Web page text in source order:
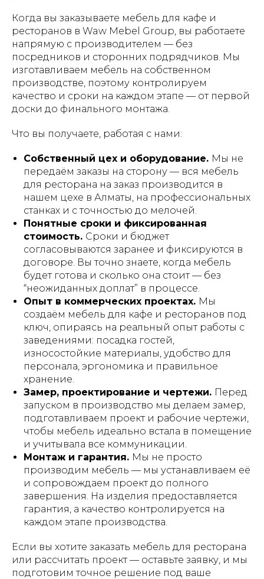
Когда вы заказываете мебель для кафе и
ресторанов в Waw Mebel Group, вы работаете
напрямую с производителем — без
посредников и сторонних подрядчиков. Мы
изготавливаем мебель на собственном
производстве, поэтому контролируем
качество и сроки на каждом этапе — от первой
доски до финального монтажа.
Что вы получаете, работая с нами:
Собственный цех и оборудование. Мы не
передаём заказы на сторону — вся мебель
для ресторана на заказ производится в
нашем цехе в Алматы, на профессиональных
станках и с точностью до мелочей.
Понятные сроки и фиксированная
стоимость. Сроки и бюджет
согласовываются заранее и фиксируются в
договоре. Вы точно знаете, когда мебель
будет готова и сколько она стоит — без
“неожиданных доплат” в процессе.
Опыт в коммерческих проектах. Мы
создаём мебель для кафе и ресторанов под
ключ, опираясь на реальный опыт работы с
заведениями: посадка гостей,
износостойкие материалы, удобство для
персонала, эргономика и правильное
хранение.
Замер, проектирование и чертежи. Перед
запуском в производство мы делаем замер,
подготавливаем проект и рабочие чертежи,
чтобы мебель идеально встала в помещение
и учитывала все коммуникации.
Монтаж и гарантия. Мы не просто
производим мебель — мы устанавливаем её
и сопровождаем проект до полного
завершения. На изделия предоставляется
гарантия, а качество контролируется на
каждом этапе производства.
Если вы хотите заказать мебель для ресторана
или рассчитать проект — оставьте заявку, и мы
подготовим точное решение под ваше